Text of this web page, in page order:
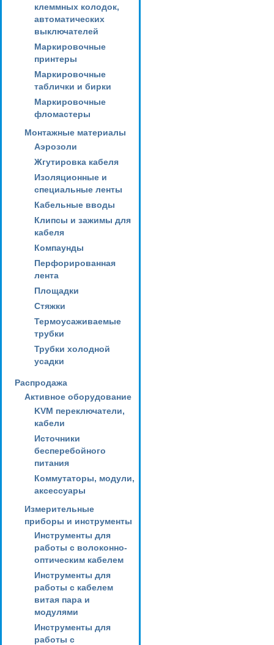
клеммных колодок,
автоматических
выключателей
Маркировочные
принтеры
Маркировочные
таблички и бирки
Маркировочные
фломастеры
Монтажные материалы
Аэрозоли
Жгутировка кабеля
Изоляционные и
специальные ленты
Кабельные вводы
Клипсы и зажимы для
кабеля
Компаунды
Перфорированная
лента
Площадки
Стяжки
Термоусаживаемые
трубки
Трубки холодной
усадки
Распродажа
Активное оборудование
KVM переключатели,
кабели
Источники
бесперебойного
питания
Коммутаторы, модули,
аксессуары
Измерительные
приборы и инструменты
Инструменты для
работы с волоконно-
оптическим кабелем
Инструменты для
работы с кабелем
витая пара и
модулями
Инструменты для
работы с